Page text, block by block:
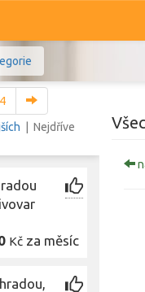
| Nejdříve
Kč za měsíc